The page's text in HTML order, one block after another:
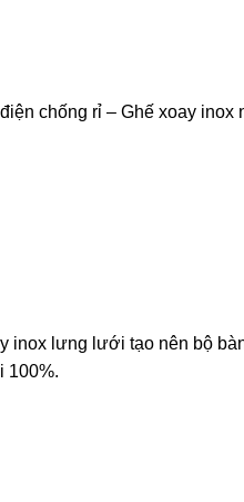
chống rỉ – Ghế xoay inox
inox lưng lưới tạo nên bộ
100%.